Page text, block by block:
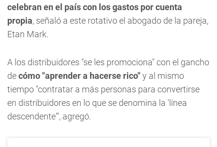
celebran en el país con los gastos por cuenta
propia, señaló a este rotativo el abogado de la pareja,
Etan Mark.
A los distribuidores "se les promociona" con el gancho
decómo "aprender a hacerse rico"y al mismo
tiempo "contratar a más personas para convertirse
en distribuidores en lo que se denomina la 'línea
descendente'", agregó.